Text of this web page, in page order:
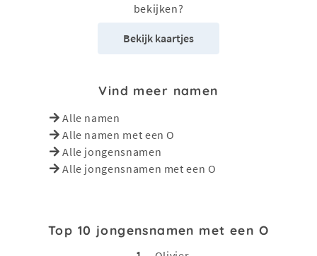
bekijken?
Bekijk kaartjes
Vind meer namen
Alle namen
Alle namen met een O
Alle jongensnamen
Alle jongensnamen met een O
Top 10 jongensnamen met een O